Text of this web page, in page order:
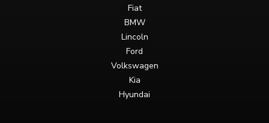
Fiat
BMW
Lincoln
Ford
Volkswagen
Kia
Hyundai